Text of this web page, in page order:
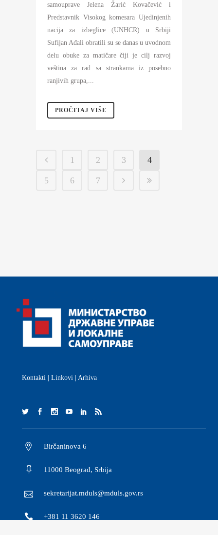
samouprave Jelena Žarić Kovačević i
Predstavnik Visokog komesara Ujedinjenih
nacija za izbeglice (UNHCR) u Srbiji
Sufijan Ađali obratili su se danas u uvodnom
delu obuke za matičare čiji je cilj razvoj
veština za rad sa strankama iz posebno
ranjivih grupa,...
PROČITAJ VIŠE
1 2 3 4
5 6 7
Kontakti Linkovi Arhiva
Birčaninova 6
11000 Beograd, Srbija
sekretarijat.mduls@mduls.gov.rs
+381 11 3620 146